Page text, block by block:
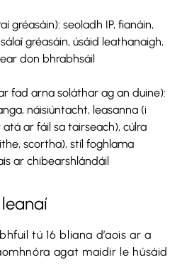
gréasáin): seoladh IP, fianáin,
gréasáin, úsáid leathanaigh,
don bhrabhsáil
fad arna soláthar ag an duine):
náisiúntacht, leasanna (i
ar fáil sa tairseach), cúlra
scortha), stíl foghlama
ar chibearshlándáil
tú 16 bliana d’aois ar a
agat maidir le húsáid